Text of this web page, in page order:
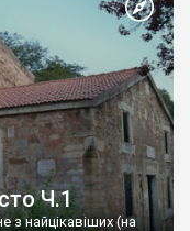
Ч.1
з найцікавіших (на